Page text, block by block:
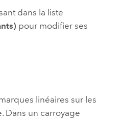
dans la liste
pour modifier ses
linéaires sur les
Dans un carroyage